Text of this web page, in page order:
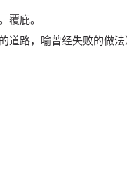
覆庇。
道路，喻曾经失败的做